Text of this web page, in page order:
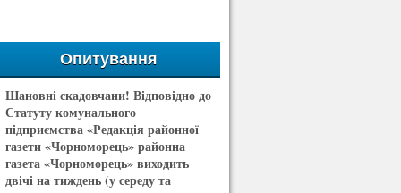
Опитування
Шановні скадовчани! Відповідно до
Статуту комунального
підприємства «Редакція районної
газети «Чорноморець» районна
газета «Чорноморець» виходить
двічі на тиждень (у середу та